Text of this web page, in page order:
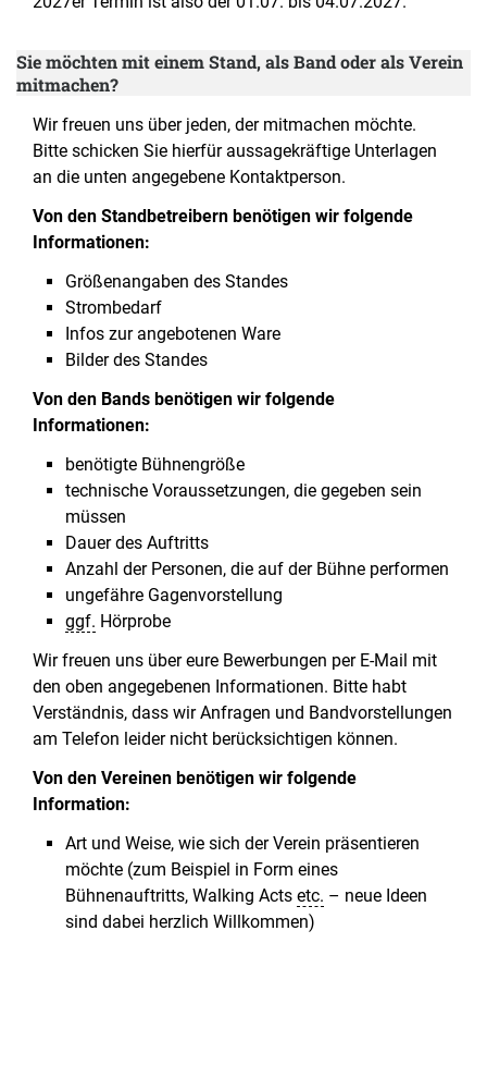
Sie möchten mit einem Stand, als Band oder als Verein
mitmachen?
Wir freuen uns über jeden, der mitmachen möchte.
Bitte schicken Sie hierfür aussagekräftige Unterlagen
an die unten angegebene Kontaktperson.
Von den Standbetreibern benötigen wir folgende
Informationen:
Größenangaben des Standes
Strombedarf
Infos zur angebotenen Ware
Bilder des Standes
Von den Bands benötigen wir folgende
Informationen:
benötigte Bühnengröße
technische Voraussetzungen, die gegeben sein
müssen
Dauer des Auftritts
Anzahl der Personen, die auf der Bühne performen
ungefähre Gagenvorstellung
ggf. Hörprobe
Wir freuen uns über eure Bewerbungen per E-Mail mit
den oben angegebenen Informationen. Bitte habt
Verständnis, dass wir Anfragen und Bandvorstellungen
am Telefon leider nicht berücksichtigen können.
Von den Vereinen benötigen wir folgende
Information:
Art und Weise, wie sich der Verein präsentieren
möchte (zum Beispiel in Form eines
Bühnenauftritts, Walking Acts etc. – neue Ideen
sind dabei herzlich Willkommen)